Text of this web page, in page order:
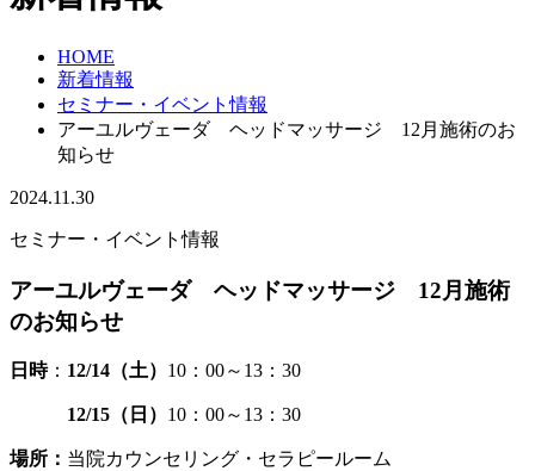
HOME
新着情報
セミナー・イベント情報
アーユルヴェーダ ヘッドマッサージ 12月施術のお
知らせ
2024.11.30
セミナー・イベント情報
アーユルヴェーダ ヘッドマッサージ 12月施術
のお知らせ
日時： 12/14（土） 10：00～13：30
12/15（日） 10：00～13：30
場所： 当院カウンセリング・セラピールーム